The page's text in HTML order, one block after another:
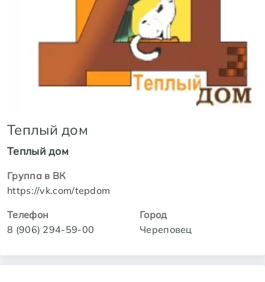
Теплый дом
Теплый дом
Группа в ВК
https://vk.com/tepdom
Телефон
8 (906) 294-59-00
Город
Череповец